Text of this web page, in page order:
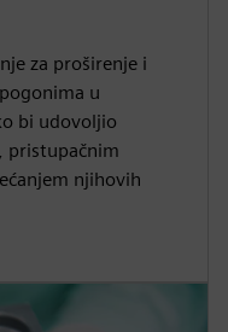
za proširenje i
u
bi udovoljio
pristupačnim
njihovih